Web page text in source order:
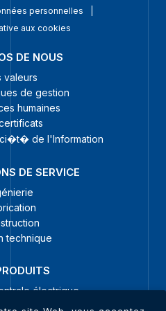
personnelles
aux cookies
DE NOUS
valeurs
de gestion
humaines
de l'Information
DE SERVICE
technique
électrique
Process